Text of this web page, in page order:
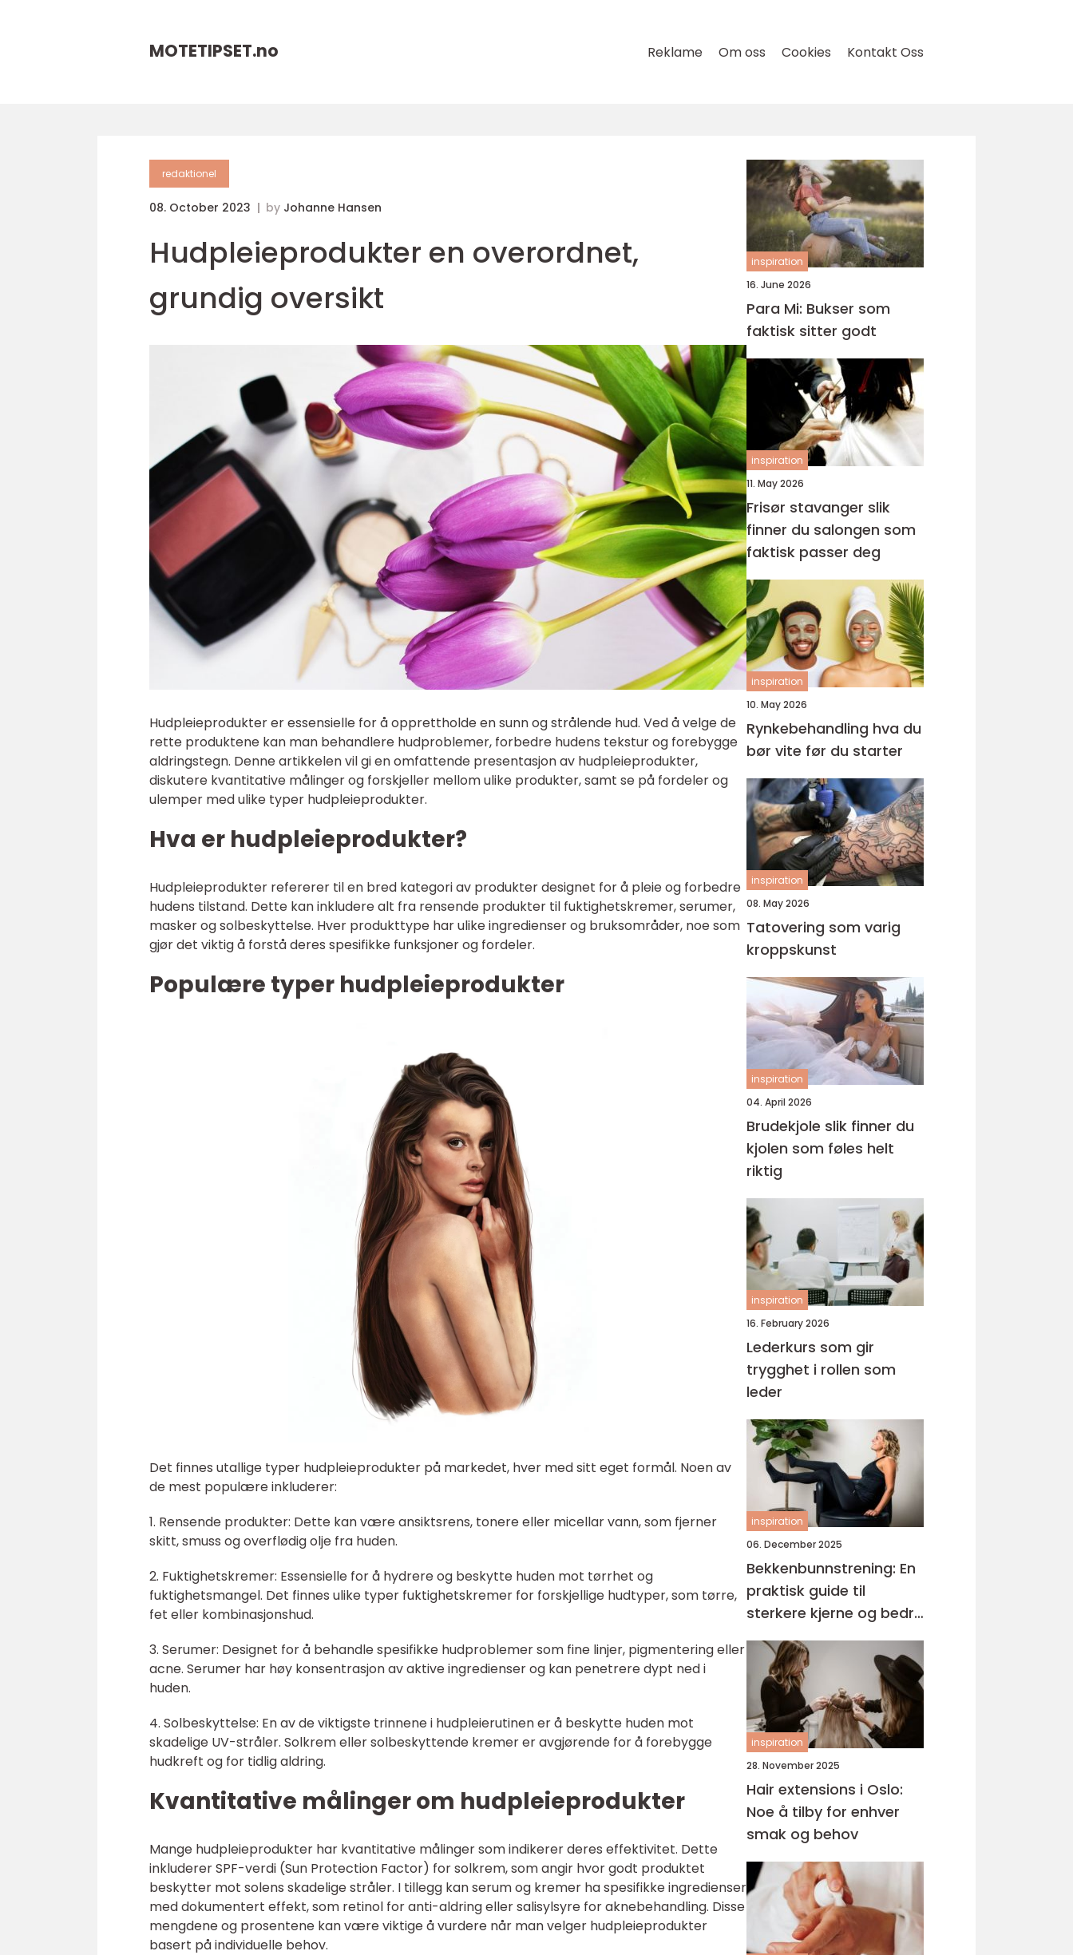
MOTETIPSET.no Reklame Om oss Cookies Kontakt Oss
redaktionel
08. October 2023 by Johanne Hansen
Hudpleieprodukter en overordnet,
grundig oversikt
Hudpleieprodukter er essensielle for å opprettholde en sunn og strålende hud. Ved å velge de
rette produktene kan man behandlere hudproblemer, forbedre hudens tekstur og forebygge
aldringstegn. Denne artikkelen vil gi en omfattende presentasjon av hudpleieprodukter,
diskutere kvantitative målinger og forskjeller mellom ulike produkter, samt se på fordeler og
ulemper med ulike typer hudpleieprodukter.
Hva er hudpleieprodukter?
Hudpleieprodukter refererer til en bred kategori av produkter designet for å pleie og forbedre
hudens tilstand. Dette kan inkludere alt fra rensende produkter til fuktighetskremer, serumer,
masker og solbeskyttelse. Hver produkttype har ulike ingredienser og bruksområder, noe som
gjør det viktig å forstå deres spesifikke funksjoner og fordeler.
Populære typer hudpleieprodukter
Det finnes utallige typer hudpleieprodukter på markedet, hver med sitt eget formål. Noen av
de mest populære inkluderer:
1. Rensende produkter: Dette kan være ansiktsrens, tonere eller micellar vann, som fjerner
skitt, smuss og overflødig olje fra huden.
2. Fuktighetskremer: Essensielle for å hydrere og beskytte huden mot tørrhet og
fuktighetsmangel. Det finnes ulike typer fuktighetskremer for forskjellige hudtyper, som tørre,
fet eller kombinasjonshud.
3. Serumer: Designet for å behandle spesifikke hudproblemer som fine linjer, pigmentering eller
acne. Serumer har høy konsentrasjon av aktive ingredienser og kan penetrere dypt ned i
huden.
4. Solbeskyttelse: En av de viktigste trinnene i hudpleierutinen er å beskytte huden mot
skadelige UV-stråler. Solkrem eller solbeskyttende kremer er avgjørende for å forebygge
hudkreft og for tidlig aldring.
Kvantitative målinger om hudpleieprodukter
Mange hudpleieprodukter har kvantitative målinger som indikerer deres effektivitet. Dette
inkluderer SPF-verdi (Sun Protection Factor) for solkrem, som angir hvor godt produktet
beskytter mot solens skadelige stråler. I tillegg kan serum og kremer ha spesifikke ingredienser
med dokumentert effekt, som retinol for anti-aldring eller salisylsyre for aknebehandling. Disse
mengdene og prosentene kan være viktige å vurdere når man velger hudpleieprodukter
basert på individuelle behov.
inspiration
16. June 2026
Para Mi: Bukser som
faktisk sitter godt
inspiration
11. May 2026
Frisør stavanger slik
finner du salongen som
faktisk passer deg
inspiration
10. May 2026
Rynkebehandling hva du
bør vite før du starter
inspiration
08. May 2026
Tatovering som varig
kroppskunst
inspiration
04. April 2026
Brudekjole slik finner du
kjolen som føles helt
riktig
inspiration
16. February 2026
Lederkurs som gir
trygghet i rollen som
leder
inspiration
06. December 2025
Bekkenbunnstrening: En
praktisk guide til
sterkere kjerne og bedre
kontroll
inspiration
28. November 2025
Hair extensions i Oslo:
Noe å tilby for enhver
smak og behov